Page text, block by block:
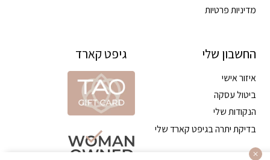
מדיניות פרטיות
החשבון שלי
איזור אישי
ביטול עסקה
הנקודות שלי
בדיקת יתרה בגיפט קארד שלי
גיפט קארד